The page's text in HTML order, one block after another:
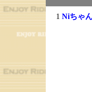
1 Niちゃ